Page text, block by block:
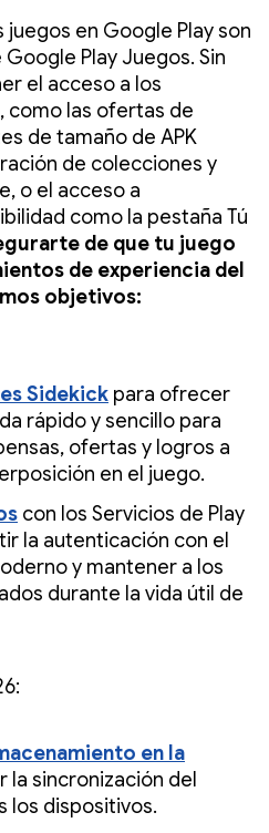
en Google Play son
Play Juegos. Sin
el acceso a los
como las ofertas de
de tamaño de APK
de colecciones y
o el acceso a
como la pestaña Tú
de que tu juego
de experiencia del
objetivos:
Sidekick para ofrecer
rápido y sencillo para
ofertas y logros a
en el juego.
con los Servicios de Play
la autenticación con el
y mantener a los
durante la vida útil de
en la
la sincronización del
los dispositivos.